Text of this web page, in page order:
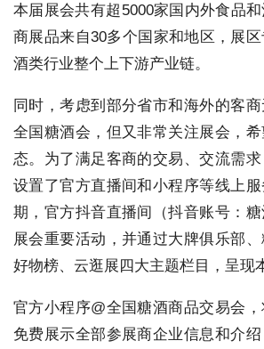
本届展会共有超5000家国内外食品
商展品来自30多个国家和地区，展
酒类行业整个上下游产业链。
同时，考虑到部分省市和海外的客
全国糖酒会，但又非常关注展会，
态。为了满足客商的交易、交流需
设置了官方直播间和小程序等线上
期，官方抖音直播间（抖音账号：
展会重要活动，并通过大牌俱乐部
好物榜、云逛展四大主题栏目，呈现
官方小程序@全国糖酒商品交易会，
免费展示全部参展商企业信息和介